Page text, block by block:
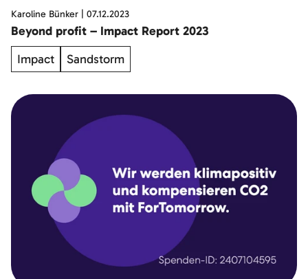
Karoline Bünker 07.12.2023
Beyond profit – Impact Report 2023
Impact
Sandstorm